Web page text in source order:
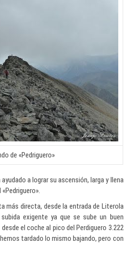
de «Pedriguero»
a lograr su ascensión, larga y llena
más directa, desde la entrada de Literola
exigente ya que se sube un buen
el coche al pico del Perdiguero 3.222
tardado lo mismo bajando, pero con